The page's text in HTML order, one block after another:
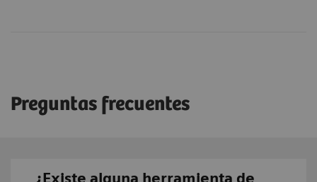
Preguntas frecuentes
¿Existe alguna herramienta de